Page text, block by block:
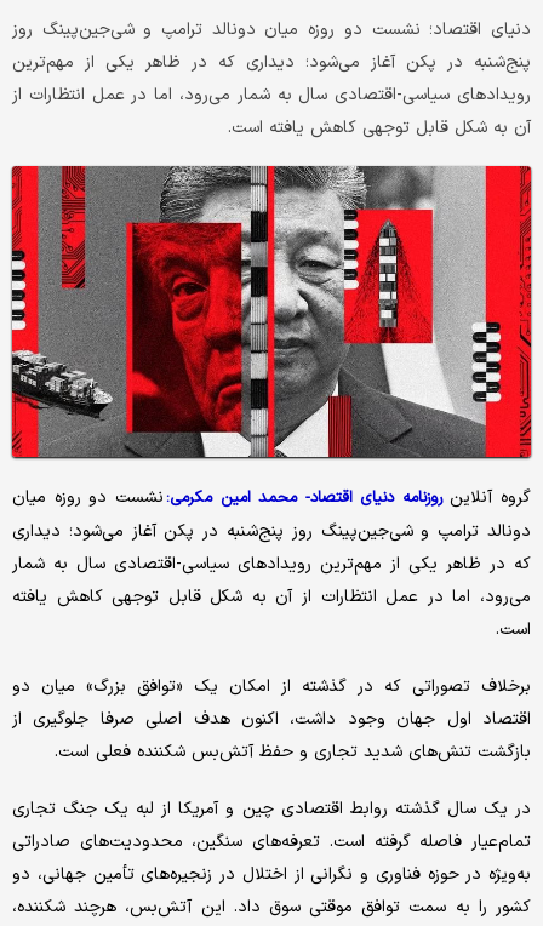
دنیای اقتصاد؛ نشست دو روزه میان دونالد ترامپ و شی‌جین‌پینگ روز
پنج‌شنبه در پکن آغاز می‌شود؛ دیداری که در ظاهر یکی از مهم‌ترین
رویدادهای سیاسی-اقتصادی سال به شمار می‌رود، اما در عمل انتظارات از
آن به شکل قابل توجهی کاهش یافته است.
گروه آنلاینروزنامه دنیای اقتصاد- محمد امین مکرمی: نشست دو روزه میان
دونالد ترامپ و شی‌جین‌پینگ روز پنج‌شنبه در پکن آغاز می‌شود؛ دیداری
که در ظاهر یکی از مهم‌ترین رویدادهای سیاسی-اقتصادی سال به شمار
می‌رود، اما در عمل انتظارات از آن به شکل قابل توجهی کاهش یافته
است.
برخلاف تصوراتی که در گذشته از امکان یک «توافق بزرگ» میان دو
اقتصاد اول جهان وجود داشت، اکنون هدف اصلی صرفا جلوگیری از
بازگشت تنش‌های شدید تجاری و حفظ آتش‌بس شکننده فعلی است.
در یک سال گذشته روابط اقتصادی چین و آمریکا از لبه یک جنگ تجاری
تمام‌عیار فاصله گرفته است. تعرفه‌های سنگین، محدودیت‌های صادراتی
به‌ویژه در حوزه فناوری و نگرانی از اختلال در زنجیره‌های تأمین جهانی، دو
کشور را به سمت توافق موقتی سوق داد. این آتش‌بس، هرچند شکننده،